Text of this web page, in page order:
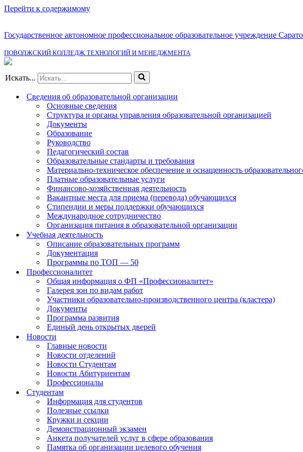
Перейти к содержимому
Государственное автономное профессиональное образовательное учреждение
ПОВОЛЖСКИЙ КОЛЛЕДЖ ТЕХНОЛОГИЙ И МЕНЕДЖМЕНТА
Искать...
Сведения об образовательной организации
Основные сведения
Структура и органы управления образовательной организацией
Документы
Образование
Руководство
Педагогический состав
Образовательные стандарты и требования
Материально-техническое обеспечение и оснащенность
Платные образовательные услуги
Финансово-хозяйственная деятельность
Вакантные места для приема (перевода) обучающихся
Стипендии и меры поддержки обучающихся
Международное сотрудничество
Организация питания в образовательной организации
Учебная деятельность
Описание образовательных программ
Документация
Программы по ТОП — 50
Профессионалитет
Общая информация о ФП «Профессионалитет»
Галерея зон по видам работ
Участники образовательно-производственного центра (кластера)
Документы
Программа развития
Единый день открытых дверей
Новости
Главные новости
Новости отделений
Новости Студентам
Новости Абитуриентам
Профессионалы
Студентам
Информация для студентов
Полезные ссылки
Кружки и секции
Демонстрационный экзамен
Анкета получателей услуг в сфере образования
Памятка об организации целевого обучения